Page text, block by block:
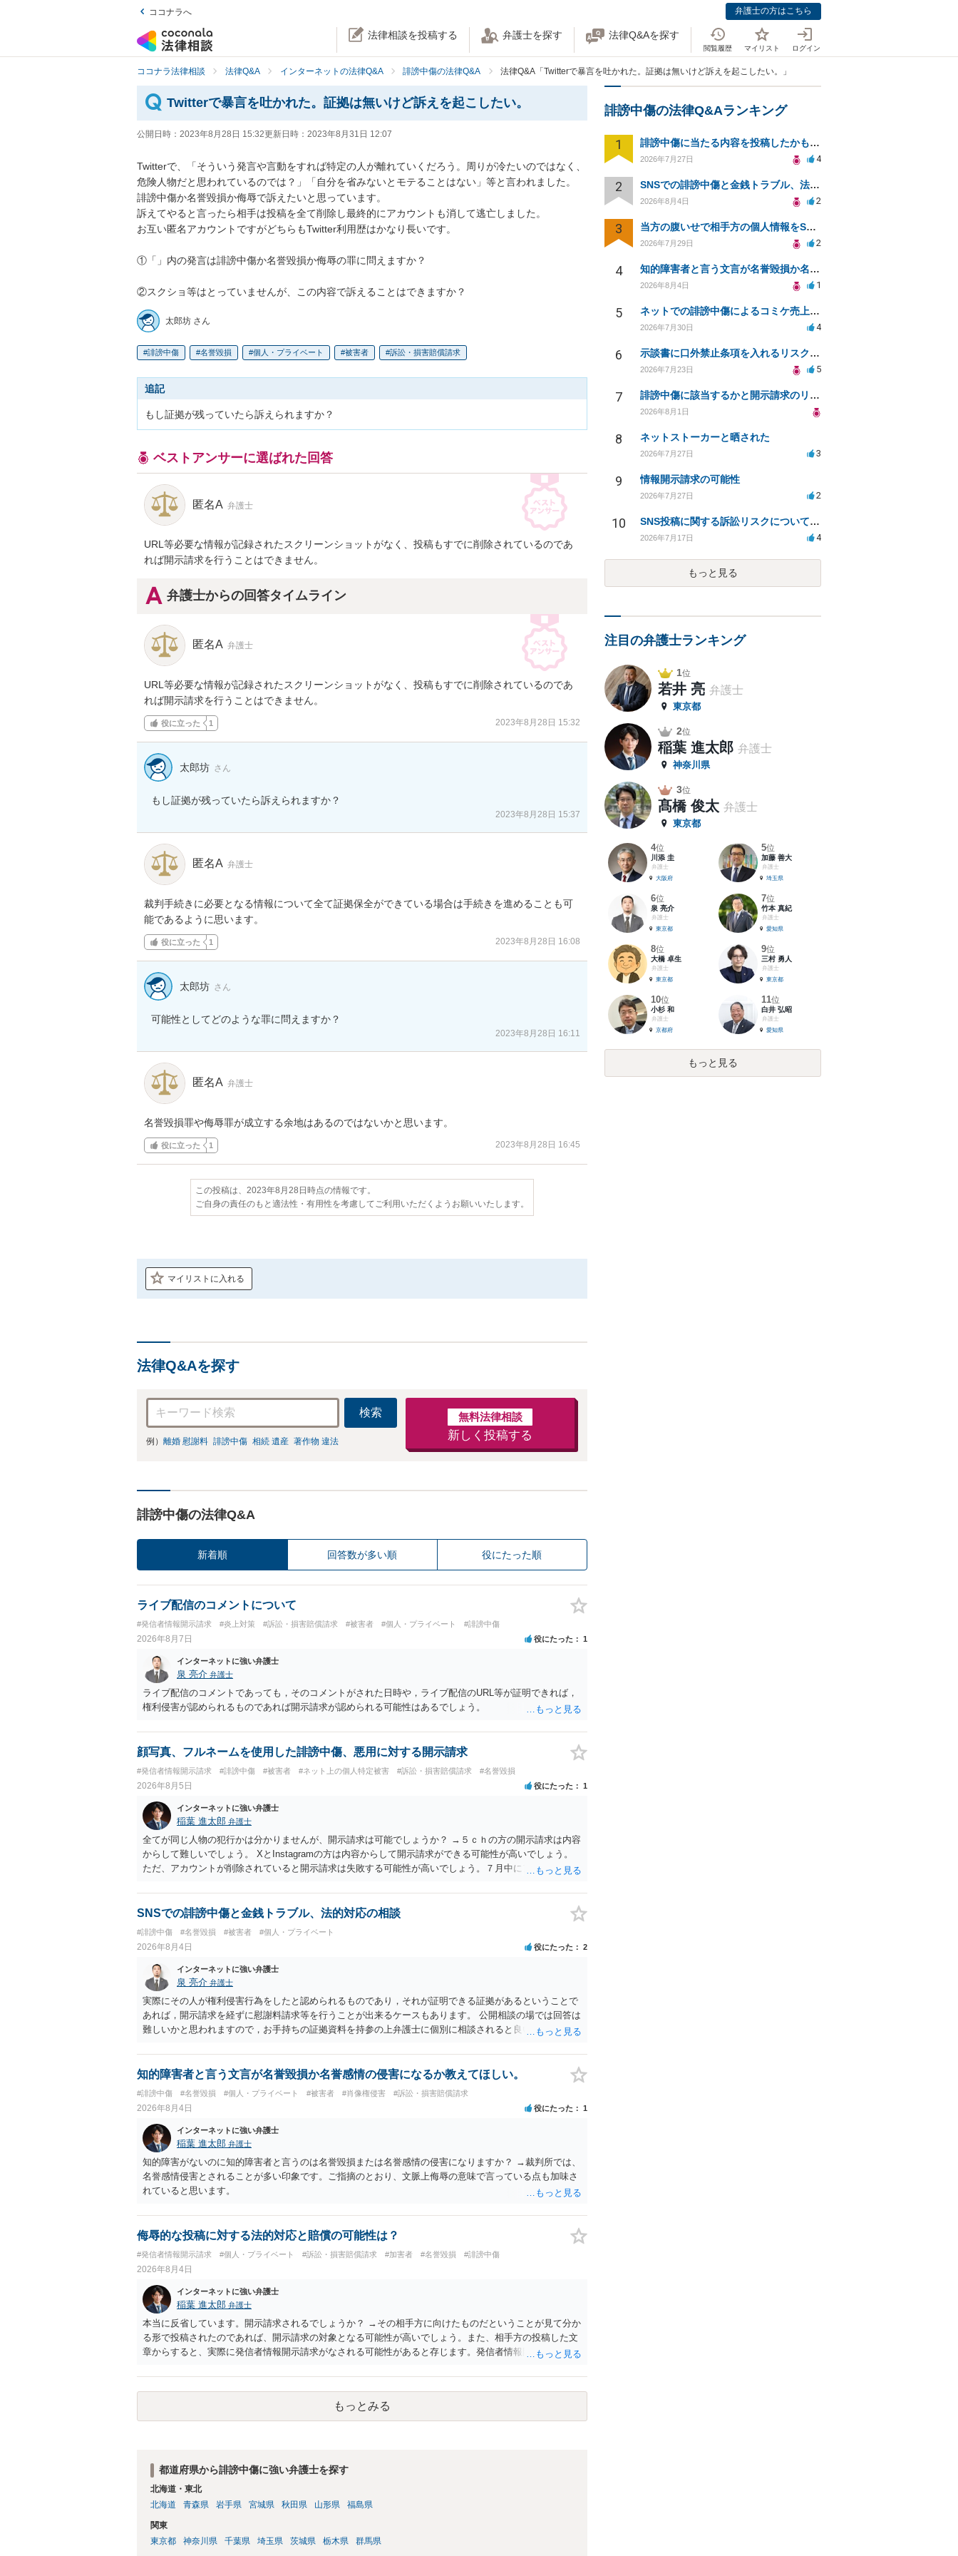
ココナラへ 弁護士の方はこちら
法律相談を投稿する 弁護士を探す 法律Q&Aを探す
閲覧履歴 マイリスト ログイン
ココナラ法律相談 法律Q&A インターネットの法律Q&A 誹謗中傷の法律Q&A 法律Q&A「Twitterで暴言を吐かれた。証拠は無いけど訴えを起こしたい。」
Twitterで暴言を吐かれた。証拠は無いけど訴えを起こしたい。
公開日時： 2023年8月28日 15:32更新日時： 2023年8月31日 12:07
Twitterで、「そういう発言や言動をすれば特定の人が離れていくだろう。周りが冷たいのではなく、
危険人物だと思われているのでは？」「自分を省みないとモテることはない」等と言われました。
誹謗中傷か名誉毀損か侮辱で訴えたいと思っています。
訴えてやると言ったら相手は投稿を全て削除し最終的にアカウントも消して逃亡しました。
お互い匿名アカウントですがどちらもTwitter利用歴はかなり長いです。
①「」内の発言は誹謗中傷か名誉毀損か侮辱の罪に問えますか？
②スクショ等はとっていませんが、この内容で訴えることはできますか？
太郎坊 さん
誹謗中傷 名誉毀損 個人・プライベート 被害者 訴訟・損害賠償請求
追記
ベストアンサーに選ばれた回答
匿名A 弁護士
URL等必要な情報が記録されたスクリーンショットがなく、投稿もすでに削除されているのであ
れば開示請求を行うことはできません。
弁護士からの回答タイムライン
匿名A 弁護士
URL等必要な情報が記録されたスクリーンショットがなく、投稿もすでに削除されているのであ
れば開示請求を行うことはできません。
役に立った 1 2023年8月28日 15:32
太郎坊 さん
もし証拠が残っていたら訴えられますか？
2023年8月28日 15:37
匿名A 弁護士
裁判手続きに必要となる情報について全て証拠保全ができている場合は手続きを進めることも可
能であるように思います。
役に立った 1 2023年8月28日 16:08
太郎坊 さん
2023年8月28日 16:11
匿名A 弁護士
名誉毀損罪や侮辱罪が成立する余地はあるのではないかと思います。
役に立った 1 2023年8月28日 16:45
この投稿は、2023年8月28日時点の情報です。
ご自身の責任のもと適法性・有用性を考慮してご利用いただくようお願いいたします。
マイリストに入れる
法律Q&Aを探す
検索
例） 離婚 慰謝料 誹謗中傷 相続 遺産 著作物 違法
無料法律相談
新しく投稿する
誹謗中傷の法律Q&A
新着順 回答数が多い順 役にたった順
ライブ配信のコメントについて
#発信者情報開示請求 #炎上対策 #訴訟・損害賠償請求 #被害者 #個人・プライベート #誹謗中傷
2026年8月7日 役にたった 1
インターネットに強い弁護士
泉 亮介 弁護士
ライブ配信のコメントであっても，そのコメントがされた日時や，ライブ配信のURL等が証明できれば，
権利侵害が認められるものであれば開示請求が認められる可能性はあるでしょう。
顔写真、フルネームを使用した誹謗中傷、悪用に対する開示請求
#発信者情報開示請求 #誹謗中傷 #被害者 #ネット上の個人特定被害 #訴訟・損害賠償請求 #名誉毀損
2026年8月5日 役にたった 1
インターネットに強い弁護士
稲葉 進太郎 弁護士
全てが同じ人物の犯行かは分かりませんが、開示請求は可能でしょうか？ →５ｃｈの方の開示請求は内容
からして難しいでしょう。 XとInstagramの方は内容からして開示請求ができる可能性が高いでしょう。
ただ、アカウントが削除されていると開示請求は失敗する可能性が高いでしょう。７月中にアカウントが
相手に全ての弁護士費用を負担させることは可能でしょうか？ →訴訟外の交渉で相手方が認めれば負担さ
せることができるでしょう。訴訟で判決となった場合は、実際の弁護士費用が認められる場合と認められ
SNSでの誹謗中傷と金銭トラブル、法的対応の相談
#誹謗中傷 #名誉毀損 #被害者 #個人・プライベート
2026年8月4日 役にたった 2
インターネットに強い弁護士
泉 亮介 弁護士
実際にその人が権利侵害行為をしたと認められるものであり，それが証明できる証拠があるということで
あれば，開示請求を経ずに慰謝料請求等を行うことが出来るケースもあります。 公開相談の場では回答は
難しいかと思われますので，お手持ちの証拠資料を持参の上弁護士に個別に相談されると良いでしょう。
知的障害者と言う文言が名誉毀損か名誉感情の侵害になるか教えてほしい。
#誹謗中傷 #名誉毀損 #個人・プライベート #被害者 #肖像権侵害 #訴訟・損害賠償請求
2026年8月4日 役にたった 1
インターネットに強い弁護士
稲葉 進太郎 弁護士
知的障害がないのに知的障害者と言うのは名誉毀損または名誉感情の侵害になりますか？ →裁判所では、
名誉感情侵害とされることが多い印象です。ご指摘のとおり、文脈上侮辱の意味で言っている点も加味さ
れていると思います。
侮辱的な投稿に対する法的対応と賠償の可能性は？
#発信者情報開示請求 #個人・プライベート #訴訟・損害賠償請求 #加害者 #名誉毀損 #誹謗中傷
2026年8月4日
インターネットに強い弁護士
稲葉 進太郎 弁護士
本当に反省しています。開示請求されるでしょうか？ →その相手方に向けたものだということが見て分か
る形で投稿されたのであれば、開示請求の対象となる可能性が高いでしょう。また、相手方の投稿した文
章からすると、実際に発信者情報開示請求がなされる可能性があると存じます。発信者情報開示請求が進
カウントの登録メールに意見照会がなされます。 また、された場合賠償金はいくらでしょうか。 →ケー
スバイケースであり、数万円から１００万単位まで様々でしょう。裁判外であれば交渉して相手方の請求
額から減額することを試みることとなるでしょう。もっとみる
都道府県から誹謗中傷に強い弁護士を探す
北海道・東北
北海道
青森県 岩手県 宮城県 秋田県 山形県 福島県
関東
東京都
神奈川県 千葉県 埼玉県 茨城県 栃木県 群馬県
誹謗中傷の法律Q&Aランキング
1 誹謗中傷に当たる内容を投稿したかもしれない。開示請求や民事刑事裁判に発展しうるのか教えて欲しい。
2026年7月27日 4
2 SNSでの誹謗中傷と金銭トラブル、法的対応の相談
2026年8月4日 2
3 当方の腹いせで相手方の個人情報をSNSで晒してしまい名誉毀損させてしまったかもしれない
2026年7月29日 2
4 知的障害者と言う文言が名誉毀損か名誉感情の侵害になるか教えてほしい。
2026年8月4日 1
5 ネットでの誹謗中傷によるコミケ売上減少、損害賠償は可能か？
2026年7月30日 4
6 示談書に口外禁止条項を入れるリスクはありますか？
2026年7月23日 5
7 誹謗中傷に該当するかと開示請求のリスクを知りたい
2026年8月1日
8 ネットストーカーと晒された
2026年7月27日 3
9 情報開示請求の可能性
2026年7月27日 2
10 SNS投稿に関する訴訟リスクについての相談
2026年7月17日 4
もっと見る
注目の弁護士ランキング
1位
若井 亮 弁護士
東京都
2位
稲葉 進太郎 弁護士
神奈川県
3位
髙橋 俊太 弁護士
東京都
4位
川添 圭
弁護士
大阪府
5位
加藤 善大
弁護士
埼玉県
6位
泉 亮介
弁護士
東京都
7位
竹本 真紀
弁護士
愛知県
8位
大橋 卓生
弁護士
東京都
9位
三村 勇人
弁護士
東京都
10位
小杉 和
弁護士
京都府
11位
白井 弘昭
弁護士
愛知県
もっと見る